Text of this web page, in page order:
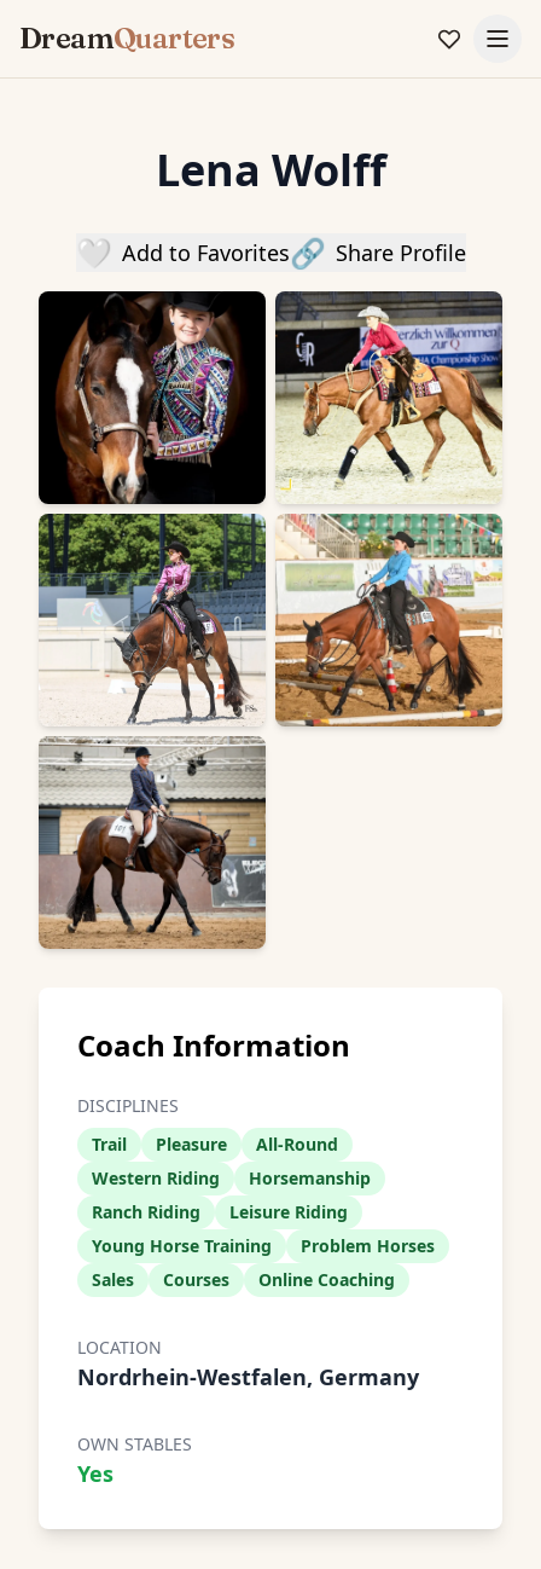
DreamQuarters
Lena Wolff
🤍 Add to Favorites🔗 Share Profile
Coach Information
DISCIPLINES
Trail
Pleasure
All-Round
Western Riding
Horsemanship
Ranch Riding
Leisure Riding
Young Horse Training
Problem Horses
Sales
Courses Online Coaching
LOCATION
Nordrhein-Westfalen, Germany
OWN STABLES
Yes